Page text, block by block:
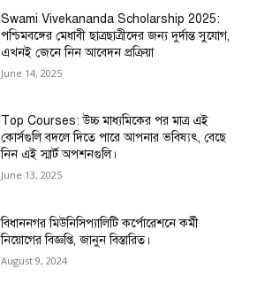
Swami Vivekananda Scholarship 2025:
পশ্চিমবঙ্গের মেধাবী ছাত্রছাত্রীদের জন্য দুর্দান্ত সুযোগ,
এখনই জেনে নিন আবেদন প্রক্রিয়া
June 14, 2025
Top Courses: উচ্চ মাধ্যমিকের পর মাত্র এই
কোর্সগুলি বদলে দিতে পারে আপনার ভবিষ্যৎ, বেছে
নিন এই স্মার্ট অপশনগুলি।
June 13, 2025
বিধাননগর মিউনিসিপ্যালিটি কর্পোরেশনে কর্মী
নিয়োগের বিজ্ঞপ্তি, জানুন বিস্তারিত।
August 9, 2024